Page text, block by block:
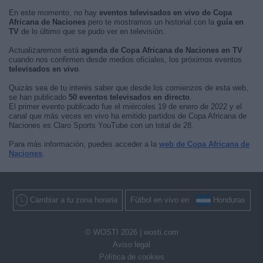
En este momento, no hay eventos televisados en vivo de Copa
Africana de Naciones pero te mostramos un historial con la guía en
TV de lo último que se pudo ver en televisión.
Actualizaremos está agenda de Copa Africana de Naciones en TV
cuando nos confirmen desde medios oficiales, los próximos eventos
televisados en vivo.
Quizás sea de tu interés saber que desde los comienzos de esta web,
se han publicado 50 eventos televisados en directo.
El primer evento publicado fue el miércoles 19 de enero de 2022 y el
canal que más veces en vivo ha emitido partidos de Copa Africana de
Naciones es Claro Sports YouTube con un total de 28.
Para más información, puedes acceder a la web de Copa Africana de
Naciones.
Cambiar a tu zona horaria Fútbol en vivo en Honduras
© WOSTI 2026 | wosti.com
Aviso legal
Política de cookies